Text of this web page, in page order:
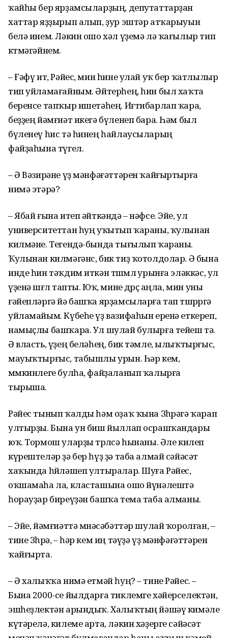
ҡайһы бер ярҙамсыларҙың, депутаттарҙан
хаттар яҙҙырып алып, ҙур эштәр атҡарыуын
белә инем. Ләкин ошо хәл үҙемә лә ҡағылыр тип
көтмәгәйнем.
– Ғәфү ит, Рәйес, мин һине улай уҡ бер ҡатлылыр
тип уйламағайным. Әйтерһең, һин был хаҡта
беренсе тапҡыр ишетәһең. Иғтибарлап ҡара,
беҙҙең йәмғиәт икегә бүленеп бара. Һәм был
бүленеү һис тә һинең һайлаусыларың
файҙаһына түгел.
– Ә Вәзирәне үҙ мәнфәғәттәрен ҡайғыртырға
нимә этәрә?
– Ябай ғына итеп әйткәндә – нәфсе. Эйе, ул
университеттан һуң уҡытып ҡараны, ҡулынан
килмәне. Тегендә-бында тығылып ҡараны.
Ҡулынан килмәгәнс, бик тиҙ ҡотолдолар. Ә бына
инде һин тәҡдим иткән төшөмлө урынға эләккәс, ул
үҙенә шөғөл тапты. Юҡ, мине дөрөҫ аңла, мин уны
ғәйепләргә йә башҡа ярҙамсыларға тап төшөрөргә
уйламайым. Күбеһе үҙ вазифаһын еренә еткереп,
намыҫлы башҡара. Ул шулай булырға тейеш тә.
Ә власть, үҙең беләһең, бик тәмле, ылыҡтырғыс,
мауыҡтырғыс, табышлы урын. Һәр кем,
мөмкинлеге булһа, файҙаланып ҡалырға
тырыша.
Рәйес тынып ҡалды һәм оҙаҡ ҡына Зөһрәгә ҡарап
ултырҙы. Бына ун биш йыллап осрашҡандары
юҡ. Тормош уларҙы төрлөсә һынаны. Әле килеп
күрештеләр ҙә бер һүҙ ҙә таба алмай сәйәсәт
хаҡында һөйләшеп ултыралар. Шуға Рәйес,
оҡшамаһа ла, класташына ошо йүнәлештә
һорауҙар биреүҙән башҡа тема таба алманы.
– Эйе, йәмғиәттә мөнәсәбәттәр шулай ҡоролған, –
тине Зөһрә, – һәр кем иң тәүҙә үҙ мәнфәғәттәрен
ҡайғырта.
– Ә халыҡҡа нимә етмәй һуң? – тине Рәйес. –
Бына 2000-се йылдарға тиклемге хәйерселектән,
эшһеҙлектән арындыҡ. Халыҡтың йәшәү кимәле
күтәрелә, килеме арта, ләкин хәҙерге сәйәсәт